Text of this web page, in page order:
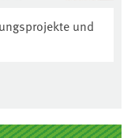
und